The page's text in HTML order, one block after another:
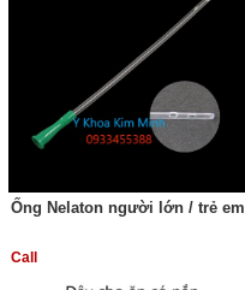
Ống Nelaton người lớn / trẻ em
Call